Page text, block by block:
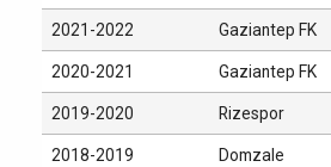
2021-2022 Gaziantep FK
2020-2021 Gaziantep FK
2019-2020 Rizespor
2018-2019 Domzale